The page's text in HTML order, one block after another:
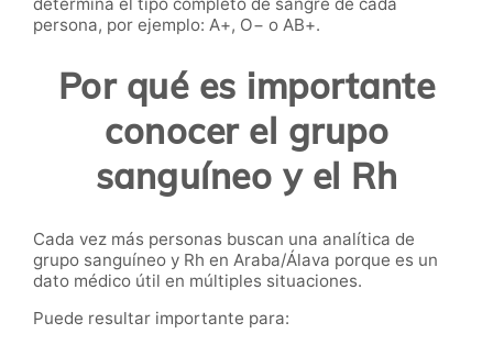
persona, por ejemplo: A+, O− o AB+.
Por qué es importante
conocer el grupo
sanguíneo y el Rh
Cada vez más personas buscan una analítica de
grupo sanguíneo y Rh en Araba/Álava porque es un
dato médico útil en múltiples situaciones.
Puede resultar importante para: